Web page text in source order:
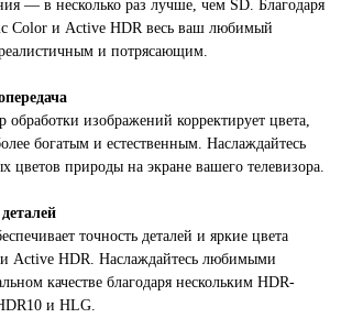
— в несколько раз лучше, чем SD. Благодаря
Color и Active HDR весь ваш любимый
реалистичным и потрясающим.
обработки изображений корректирует цвета,
богатым и естественным. Наслаждайтесь
цветов природы на экране вашего телевизора.
точность деталей и яркие цвета
Active HDR. Наслаждайтесь любимыми
качестве благодаря нескольким HDR-
и HLG.